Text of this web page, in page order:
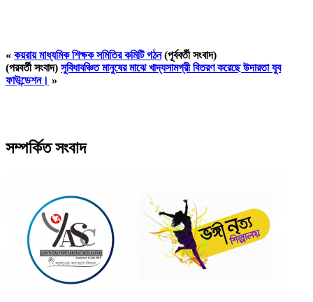
« কয়রায় মাধ্যমিক শিক্ষক সমিতির কমিটি গঠন(পূর্ববর্তী সংবাদ)
(পরবর্তী সংবাদ) সুবিধাবঞ্চিত মানুষের মাঝে খাদ্যসামগ্রী বিতরণ করেছে উদারতা যুব
ফাউন্ডেশন। »
সম্পর্কিত সংবাদ